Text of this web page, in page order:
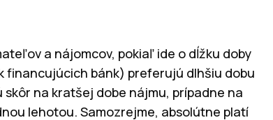
a nájomcov, pokiaľ ide o dĺžku doby
financujúcich bánk) preferujú dlhšiu dobu
na kratšej dobe nájmu, prípadne na
lehotou. Samozrejme, absolútne platí